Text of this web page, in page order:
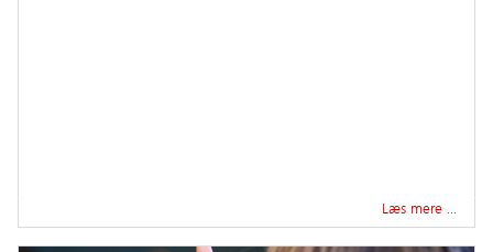
Læs mere …